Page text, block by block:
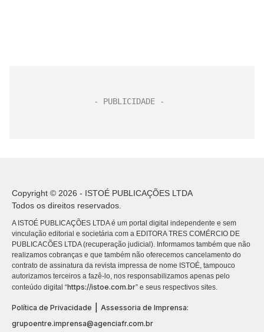
Copyright © 2026 - ISTOÉ PUBLICAÇÕES LTDA
Todos os direitos reservados.
A ISTOÉ PUBLICAÇÕES LTDA é um portal digital independente e sem
vinculação editorial e societária com a EDITORA TRES COMÉRCIO DE
PUBLICACÕES LTDA (recuperação judicial). Informamos também que não
realizamos cobranças e que também não oferecemos cancelamento do
contrato de assinatura da revista impressa de nome ISTOÉ, tampouco
autorizamos terceiros a fazê-lo, nos responsabilizamos apenas pelo
conteúdo digital “https://istoe.com.br” e seus respectivos sites.
Política de Privacidade
Assessoria de Imprensa:
grupoentre.imprensa@agenciafr.com.br